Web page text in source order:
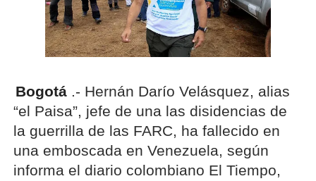
Bogotá .- Hernán Darío Velásquez, alias
“el Paisa”, jefe de una las disidencias de
la guerrilla de las FARC, ha fallecido en
una emboscada en Venezuela, según
informa el diario colombiano El Tiempo,